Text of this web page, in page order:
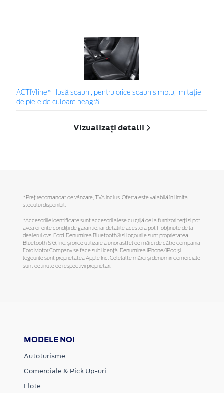
ACTIVline* Husă scaun , pentru orice scaun simplu, imitație
de piele de culoare neagră
Vizualizați detalii
*Preţ recomandat de vânzare, TVA inclus. Oferta este valabilă în limita
stocului disponibil.
*Accesoriile identificate sunt accesorii alese cu grijă de la furnizori terți și pot
avea diferite condiții de garanție, iar detaliile acestora pot fi obținute de la
dealerul dvs. Ford. Denumirea Bluetooth® și logourile sunt proprietatea
Bluetooth SIG, Inc. și orice utilizare a unor astfel de mărci de către compania
Ford Motor Company se face sub licență. Denumirea iPhone/iPod și
logourile sunt proprietatea Apple Inc. Celelalte mărci și denumiri comerciale
sunt deținute de respectivii proprietari.
MODELE NOI
Autoturisme
Comerciale & Pick Up-uri
Flote